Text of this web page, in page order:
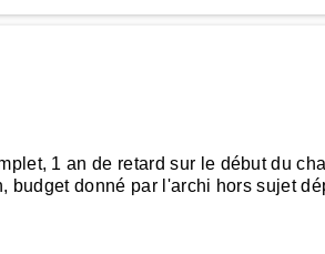
1 an de retard sur le début du
donné par l'archi hors sujet